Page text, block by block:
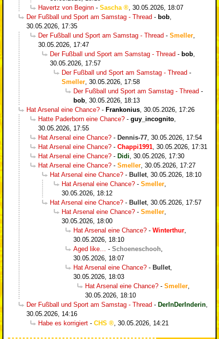
Havertz von Beginn - Sascha
30.05.2026, 18:07
Der Fußball und Sport am Samstag - Thread - bob
30.05.2026, 17:35
Der Fußball und Sport am Samstag - Thread - Smeller
30.05.2026, 17:47
Der Fußball und Sport am Samstag - Thread - bob
30.05.2026, 17:57
Der Fußball und Sport am Samstag - Thread -
Smeller 30.05.2026, 17:58
Der Fußball und Sport am Samstag - Thread -
bob 30.05.2026, 18:13
Hat Arsenal eine Chance? - Frankonius 30.05.2026, 17:26
Hatte Paderborn eine Chance? - guy_incognito
30.05.2026, 17:55
Hat Arsenal eine Chance? - Dennis-77 30.05.2026, 17:54
Hat Arsenal eine Chance? - Chappi1991 30.05.2026, 17:31
Hat Arsenal eine Chance? - Didi 30.05.2026, 17:30
Hat Arsenal eine Chance? - Smeller 30.05.2026, 17:27
Hat Arsenal eine Chance? - Bullet 30.05.2026, 18:10
Hat Arsenal eine Chance? - Smeller
30.05.2026, 18:12
Hat Arsenal eine Chance? - Bullet 30.05.2026, 17:57
Hat Arsenal eine Chance? - Smeller
30.05.2026, 18:00
Hat Arsenal eine Chance? - Winterthur
30.05.2026, 18:10
Aged like…
- Schoeneschooh
30.05.2026, 18:07
Hat Arsenal eine Chance? - Bullet
30.05.2026, 18:03
Hat Arsenal eine Chance? - Smeller
30.05.2026, 18:10
Der Fußball und Sport am Samstag - Thread - DerInDerInderin
30.05.2026, 14:16
Habe es korrigiert - CHS 30.05.2026, 14:21